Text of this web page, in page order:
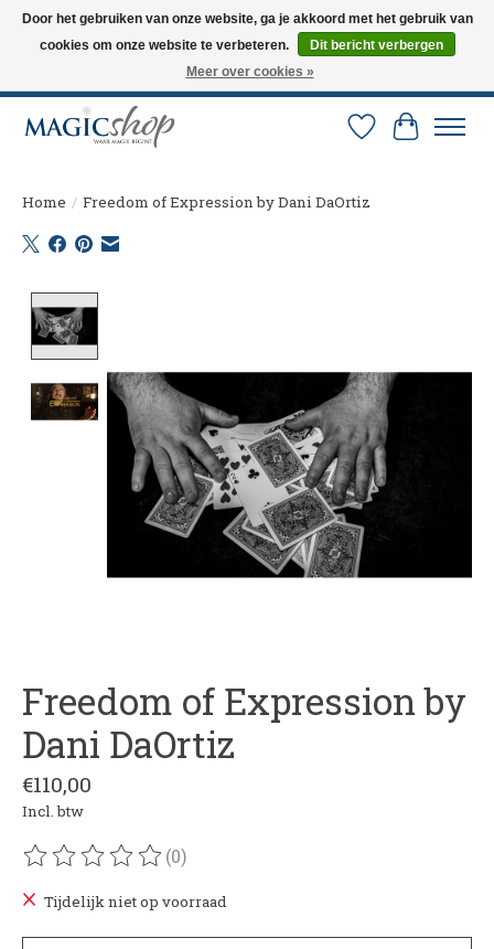
Altijd de nieuwste trucs op voorraad. Snelle verzending via PostNL en DHL.
Langskomen in onze winkel? Bel of mail om een afspraak te maken. 0251-
Verlanglijst
Home / Freedom of Expression by Dani DaOrtiz
Freedom of Expression by
Dani DaOrtiz
€110,00
Incl. btw
De beoordeling van dit product is
(0)
Tijdelijk niet op voorraad
Door het gebruiken van onze website, ga je akkoord met het gebruik van
cookies om onze website te verbeteren.
Dit bericht verbergen
Meer over cookies »